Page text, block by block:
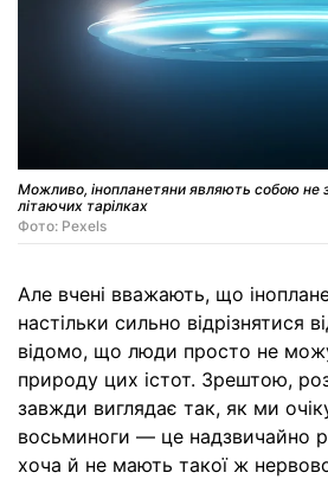
Можливо, інопланетяни являють собою не
літаючих тарілках
Фото: Pexels
Але вчені вважають, що
настільки сильно відрізнятися
відомо, що люди просто не
природу цих істот. Зрештою,
завжди виглядає так, як ми
восьминоги — це надзвичайно
хоча й не мають такої ж